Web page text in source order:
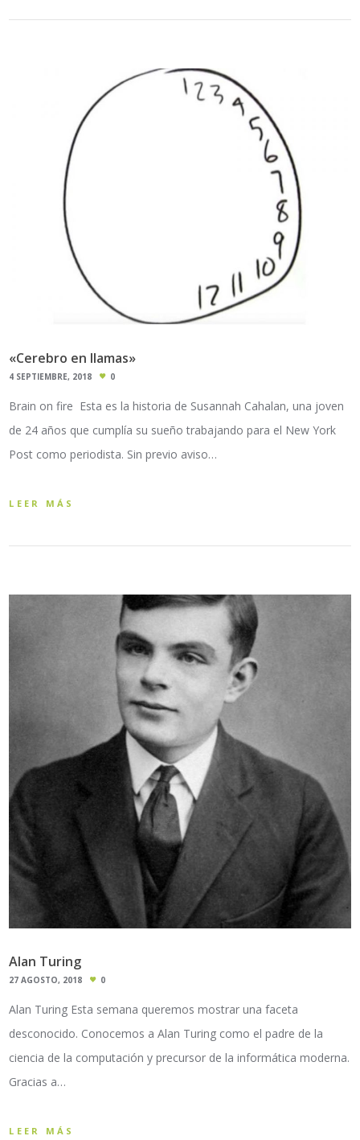
«Cerebro en llamas»
4 SEPTIEMBRE, 2018 0
Brain on fire Esta es la historia de Susannah Cahalan, una joven
de 24 años que cumplía su sueño trabajando para el New York
Post como periodista. Sin previo aviso…
LEER MÁS
Alan Turing
27 AGOSTO, 2018 0
Alan Turing Esta semana queremos mostrar una faceta
desconocido. Conocemos a Alan Turing como el padre de la
ciencia de la computación y precursor de la informática moderna.
Gracias a…
LEER MÁS